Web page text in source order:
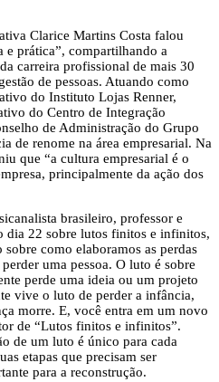
Clarice Martins Costa falou
e prática”, compartilhando a
carreira profissional de mais 30
de pessoas. Atuando como
do Instituto Lojas Renner,
do Centro de Integração
de Administração do Grupo
de renome na área empresarial. Na
que “a cultura empresarial é o
principalmente da ação dos
brasileiro, professor e
dia 22 sobre lutos finitos e infinitos,
como elaboramos as perdas
uma pessoa. O luto é sobre
perde uma ideia ou um projeto
vive o luto de perder a infância,
morre. E, você entra em um novo
de “Lutos finitos e infinitos”.
de um luto é único para cada
etapas que precisam ser
para a reconstrução.